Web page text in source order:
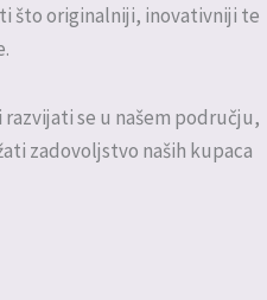
što originalniji, inovativniji te
se u našem području,
zadovoljstvo naših kupaca